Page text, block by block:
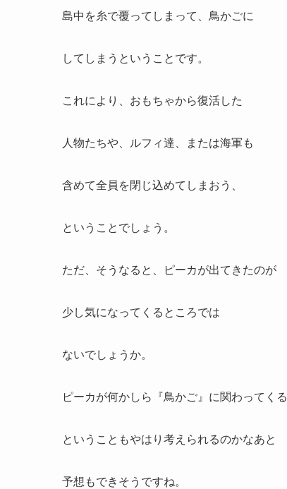
島中を糸で覆ってしまって、鳥かごに
してしまうということです。
これにより、おもちゃから復活した
人物たちや、ルフィ達、または海軍も
含めて全員を閉じ込めてしまおう、
ということでしょう。
ただ、そうなると、ピーカが出てきたのが
少し気になってくるところでは
ないでしょうか。
ピーカが何かしら『鳥かご』に関わってくる
ということもやはり考えられるのかなあと
予想もできそうですね。